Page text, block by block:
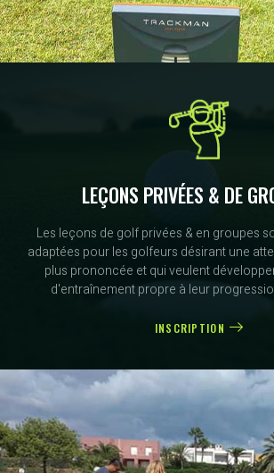
LEÇONS PRIVÉES & DE
Les leçons de golf privées & en groupes
adaptées pour les golfeurs désirant une
plus prononcée et qui veulent
d'entraînement propre à leur
INSCRIPTION